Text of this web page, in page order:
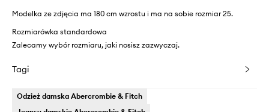
Modelka ze zdjęcia ma 180 cm wzrostu i ma na sobie rozmiar 25.
Rozmiarówka standardowa
Zalecamy wybór rozmiaru, jaki nosisz zazwyczaj.
Tagi
Odzież damska Abercrombie & Fitch